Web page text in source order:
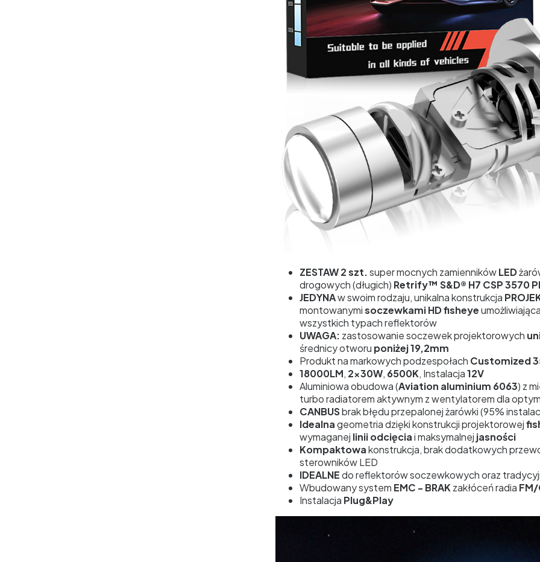
ZESTAW 2 szt.super mocnych zamiennikówLED
drogowych (długich) Retrify™ S&D® H7 CSP 3570
JEDYNAw swoim rodzaju, unikalna konstrukcja
montowanymisoczewkami HDfisheye
wszystkich typach reflektorów
UWAGA: zastosowanie soczewek projektorowych
średnicy otworu poniżej 19,2mm
Produkt na markowych podzespołach Customized
18000LM, 2x30W, 6500K, Instalacja12V
Aluminiowa obudowa (Aviation aluminium 6063) z
turbo radiatorem aktywnym z wentylatorem dla
CANBUSbrak błędu przepalonej żarówki (95%
Idealnageometria dzięki konstrukcji projektorowej
wymaganej linii odcięciai maksymalnej jasności
Kompaktowakonstrukcja, brak dodatkowych
sterowników LED
IDEALNEdo reflektorów soczewkowych oraz
Wbudowany system EMC - BRAK zakłóceń radia
Instalacja Plug&Play